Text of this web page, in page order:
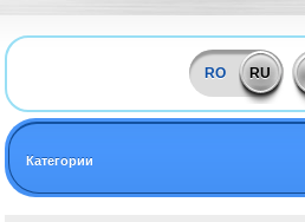
RO RU
Категории